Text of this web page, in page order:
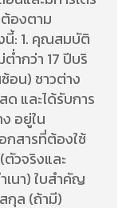
ต้องตาม
นี้: 1. คุณสมบัติ
ำกว่า 17 ปีบริ
อน) ชาวต่าง
และได้รับการ
อยู่ใน
กสารที่ต้องใช้
วจริงและ
เนา) ใบสำคัญ
กุล (ถ้ามี)